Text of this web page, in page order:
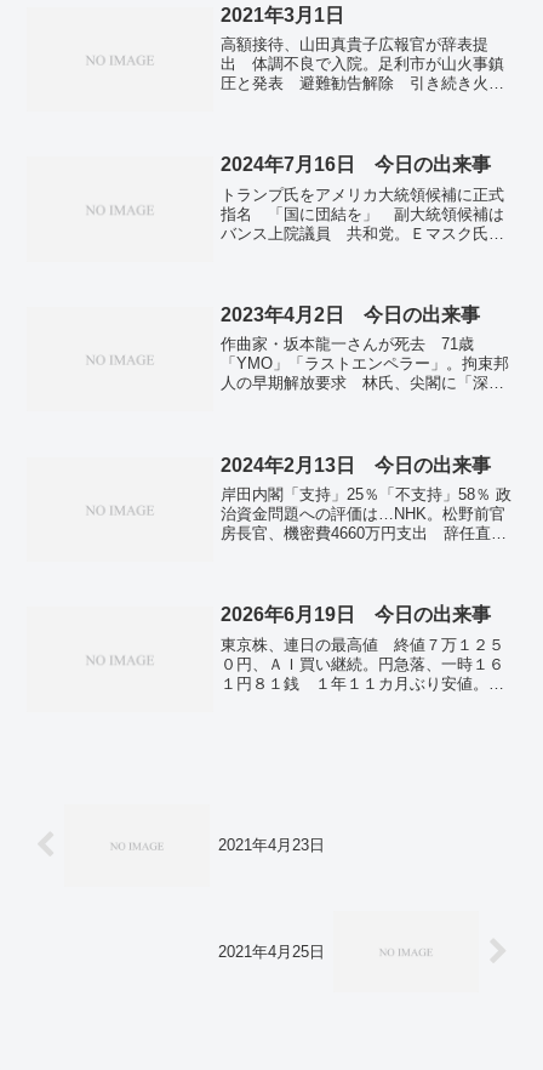
なさに驚いた」。国民 玉木代表「無味乾
燥でかんでも味がしないガムのよう」。
地方創生、見えぬ具体像 交付金倍増あ
りきの声も。不記載、首相側が「確認
中」 旧石破派のパーティー収入…林官
軍、組織弱体化狙い攻勢。ソウル上空に
「ごみ風船」20個以上 白煙を出し降
下、記者が目撃。
2021年3月1日
高額接待、山田真貴子広報官が辞表提
出 体調不良で入院。足利市が山火事鎮
圧と発表 避難勧告解除 引き続き火だ
数 カード返らず。リニア工事の湧水、
なる」。春呼ぶ火の粉に無病息災願う
東大寺「お水取り」本行入り。
2024年7月16日 今日の出来事
トランプ氏をアメリカ大統領候補に正式
指名 「国に団結を」 副大統領候補は
バンス上院議員 共和党。Ｅマスク氏、
り。大型マグロ漁獲枠が１・５倍に 資
源回復、国際会議で合意 ２０２５年以
降適用。高齢世帯でも広がるネット消
費 8年で2.5倍に拡大。
2023年4月2日 今日の出来事
作曲家・坂本龍一さんが死去 71歳
「YMO」「ラストエンペラー」。拘束邦
人の早期解放要求 林氏、尖閣に「深刻
アップ…美しさは「いつまでも変わらな
い」。「一目千本」奈良・吉野山の桜見
ごろ 3万本が山肌彩る。米で竜巻、26人
死亡 南・中西部など、停電も。全国で
新たに6290人の感染確認 前週より70人
2024年2月13日 今日の出来事
岸田内閣「支持」25％「不支持」58％ 政
治資金問題への評価は…NHK。松野前官
房長官、機密費4660万円支出 辞任直前
脳ら反発。国内初、人に移植できるブタ
都 9日からスギ花粉が飛散開始と発表。
2026年6月19日 今日の出来事
東京株、連日の最高値 終値７万１２５
０円、ＡＩ買い継続。円急落、一時１６
１円８１銭 １年１１カ月ぶり安値。内
１０００機 モスクワで「石油の雨」。
2021年4月23日
2021年4月25日